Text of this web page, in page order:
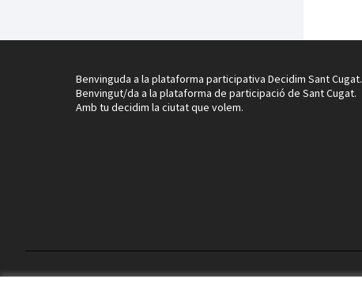
Benvinguda a la plataforma participativa Decidim Sant Cugat.
Benvingut/da a la plataforma de participació de Sant Cugat.
Amb tu decidim la ciutat que volem.